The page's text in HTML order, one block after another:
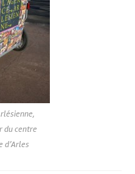
du centre
d’Arles